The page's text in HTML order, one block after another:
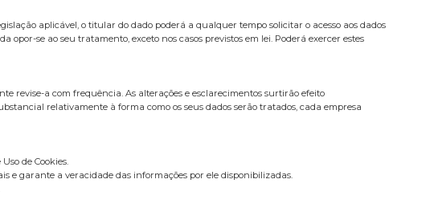
aplicável, o titular do dado poderá a qualquer tempo solicitar o acesso aos dados
se ao seu tratamento, exceto nos casos previstos em lei. Poderá exercer estes
revise-a com frequência. As alterações e esclarecimentos surtirão efeito
relativamente à forma como os seus dados serão tratados, cada empresa
de Cookies.
e garante a veracidade das informações por ele disponibilizadas.